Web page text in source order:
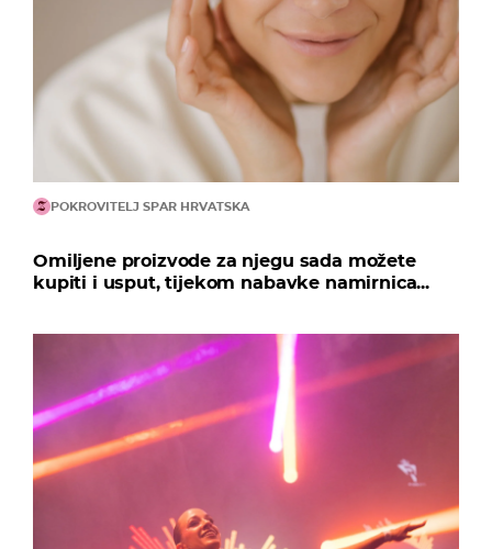
POKROVITELJ SPAR HRVATSKA
Omiljene proizvode za njegu sada možete
kupiti i usput, tijekom nabavke namirnica...